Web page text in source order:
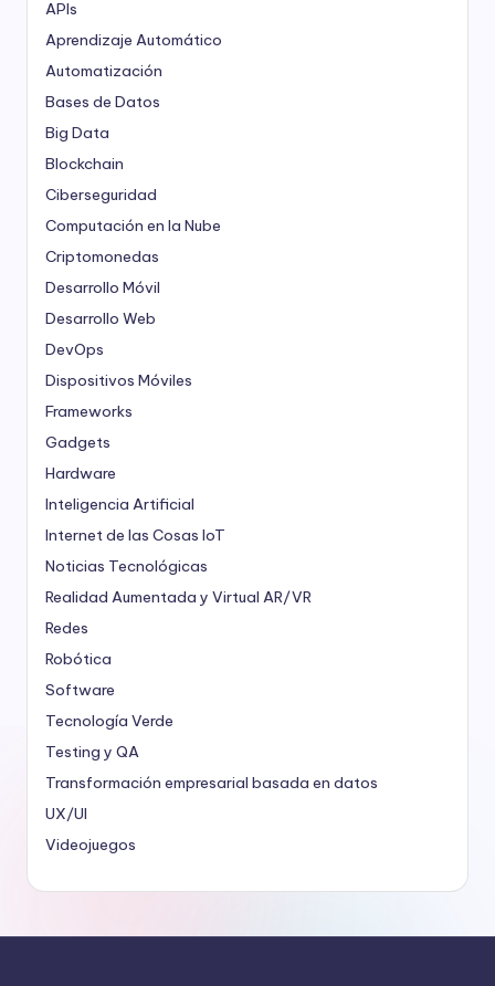
APIs
Aprendizaje Automático
Automatización
Bases de Datos
Big Data
Blockchain
Ciberseguridad
Computación en la Nube
Criptomonedas
Desarrollo Móvil
Desarrollo Web
DevOps
Dispositivos Móviles
Frameworks
Gadgets
Hardware
Inteligencia Artificial
Internet de las Cosas IoT
Noticias Tecnológicas
Realidad Aumentada y Virtual AR/VR
Redes
Robótica
Software
Tecnología Verde
Testing y QA
Transformación empresarial basada en datos
UX/UI
Videojuegos